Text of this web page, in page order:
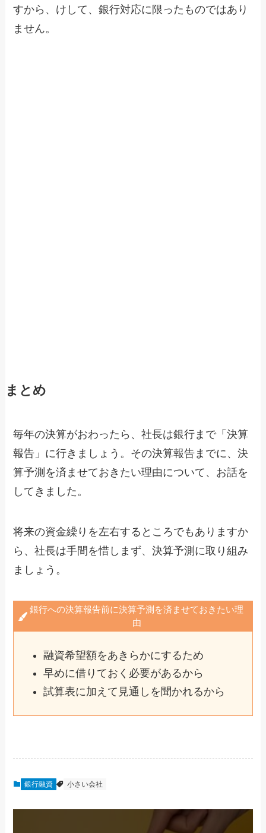
すから、けして、銀行対応に限ったものではあり
ません。
まとめ
毎年の決算がおわったら、社長は銀行まで「決算
報告」に行きましょう。その決算報告までに、決
算予測を済ませておきたい理由について、お話を
してきました。
将来の資金繰りを左右するところでもありますか
ら、社長は手間を惜しまず、決算予測に取り組み
ましょう。
銀行への決算報告前に決算予測を済ませておきたい理
由
融資希望額をあきらかにするため
早めに借りておく必要があるから
試算表に加えて見通しを聞かれるから
銀行融資 小さい会社